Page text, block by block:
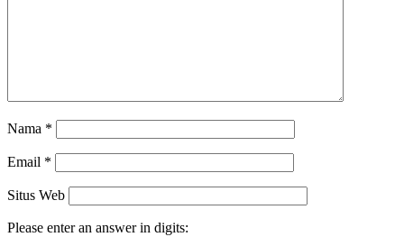
Nama *
Email *
Situs Web
Please enter an answer in digits: